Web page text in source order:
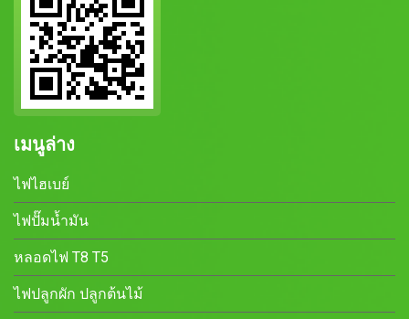
เมนูล่าง
ไฟไฮเบย์
ไฟปั๊มน้ำมัน
หลอดไฟ T8 T5
ไฟปลูกผัก ปลูกต้นไม้